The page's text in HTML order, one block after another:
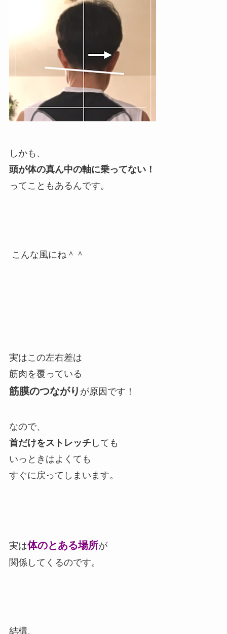
しかも、
頭が体の真ん中の軸に乗ってない！
ってこともあるんです。
こんな風にね＾＾
実はこの左右差は
筋肉を覆っている
筋膜のつながり が原因です！
なので、
首だけをストレッチしても
いっときはよくても
すぐに戻ってしまいます。
実は体のとある場所が
関係してくるのです。
結構、